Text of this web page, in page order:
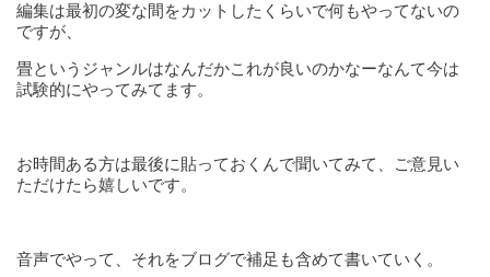
編集は最初の変な間をカットしたくらいで何もやってないの
ですが、
畳というジャンルはなんだかこれが良いのかなーなんて今は
試験的にやってみてます。
お時間ある方は最後に貼っておくんで聞いてみて、ご意見い
ただけたら嬉しいです。
音声でやって、それをブログで補足も含めて書いていく。